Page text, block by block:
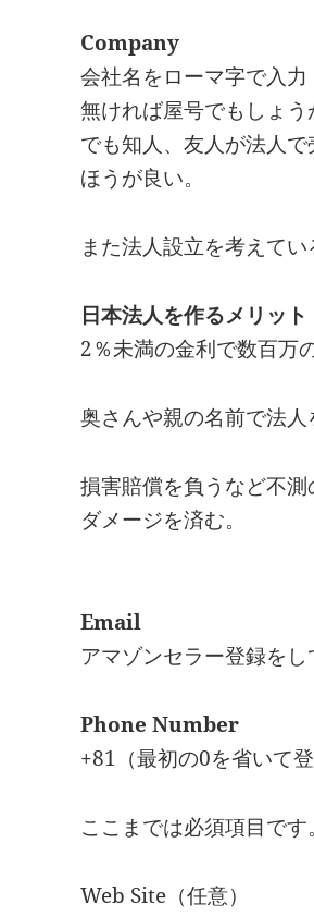
Company
会社名をローマ字で入力
無ければ屋号でもしょう
でも知人、友人が法人
ほうが良い。
また法人設立を考えて
日本法人を作るメリット
2％未満の金利で数百万
奥さんや親の名前で法人
損害賠償を負うなど不
ダメージを済む。
Email
アマゾンセラー登録を
Phone Number
+81（最初の0を省いて
ここまでは必須項目です。
Web Site（任意）